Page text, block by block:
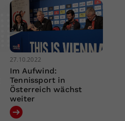
27.10.2022
Im Aufwind:
Tennissport in
Österreich wächst
weiter